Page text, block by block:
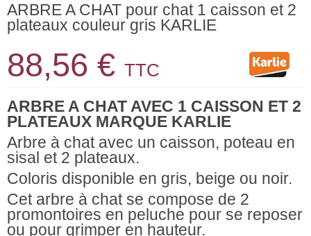
ARBRE A CHAT pour chat 1 caisson et 2
plateaux couleur gris KARLIE
88,56 € TTC
ARBRE A CHAT AVEC 1 CAISSON ET 2
PLATEAUX MARQUE KARLIE
Arbre à chat avec un caisson, poteau en
sisal et 2 plateaux.
Coloris disponible en gris, beige ou noir.
Cet arbre à chatse compose de 2
promontoires en peluche pour se reposer
ou pour grimper en hauteur.